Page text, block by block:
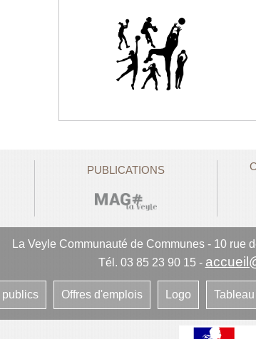
PUBLICATIONS
La Veyle Communauté de Communes- 10 rue
Tél. 03 85 23 90 15 -
publics Offres d'emplois Logo